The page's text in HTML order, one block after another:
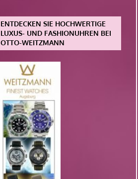
ENTDECKEN SIE HOCHWERTIGE
LUXUS- UND FASHIONUHREN BEI
OTTO-WEITZMANN